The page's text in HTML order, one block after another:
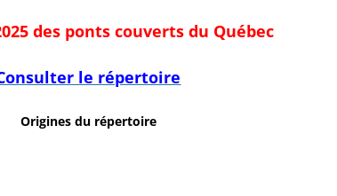
des ponts couverts du Québec
le répertoire
Origines du répertoire